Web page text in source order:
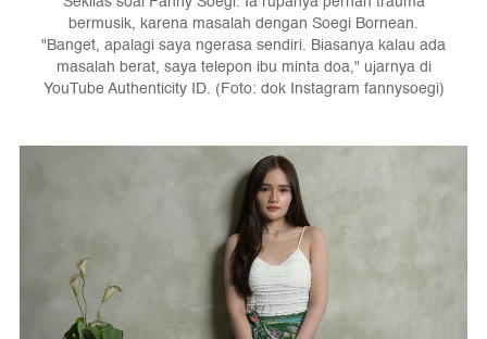
bermusik, karena masalah dengan Soegi Bornean.
"Banget, apalagi saya ngerasa sendiri. Biasanya kalau ada
masalah berat, saya telepon ibu minta doa," ujarnya di
YouTube Authenticity ID. (Foto: dok Instagram fannysoegi)